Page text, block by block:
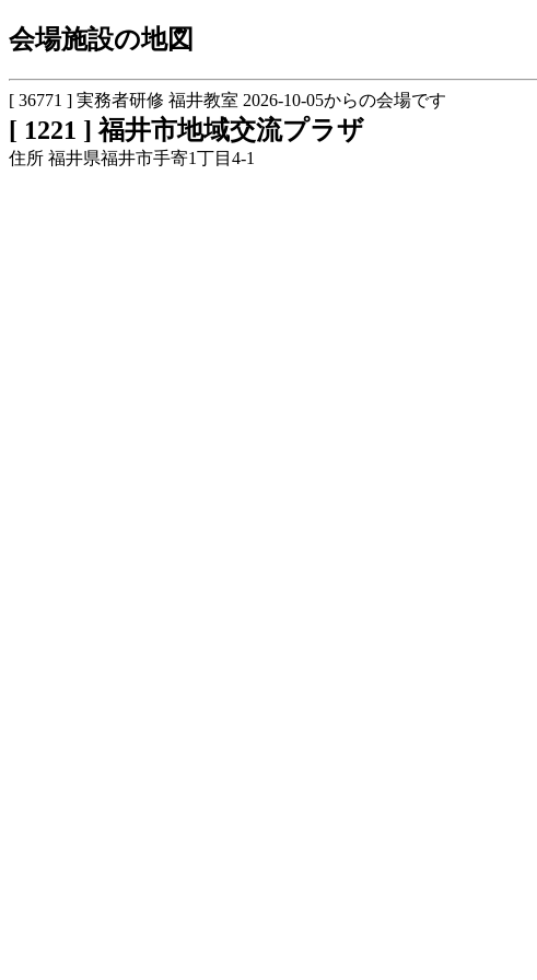
会場施設の地図
[ 36771 ] 実務者研修 福井教室 2026-10-05からの会場です
[ 1221 ] 福井市地域交流プラザ
住所 福井県福井市手寄1丁目4-1